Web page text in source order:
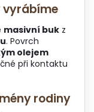
vyrábíme
masivní buk z
. Povrch
olejem
při kontaktu
rodiny